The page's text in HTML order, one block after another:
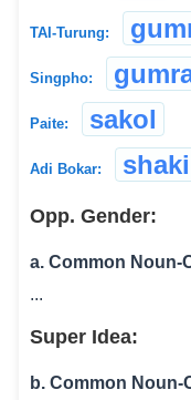
TAI-Turung:
Singpho:
Paite: sakol
Adi Bokar: shaki
Opp. Gender:
a. Common Noun-
...
Super Idea:
b. Common Noun-